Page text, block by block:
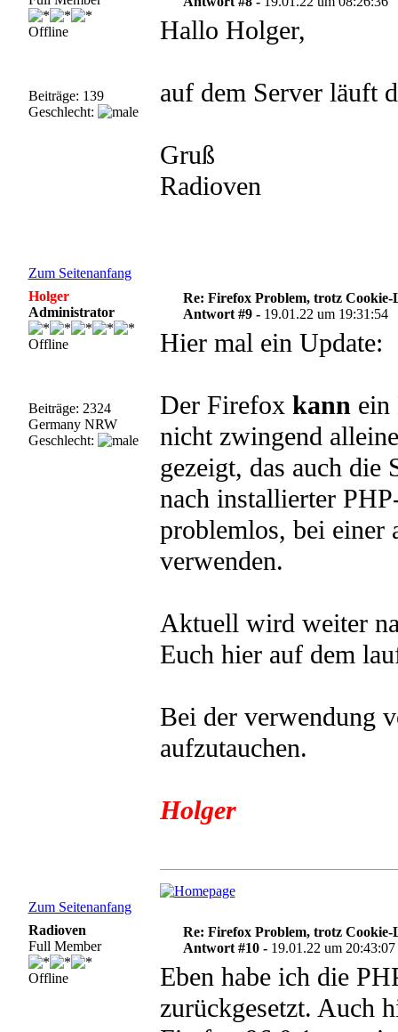
Offline
Beiträge: 139
Geschlecht:
Hallo Holger,
auf dem Server läuft
Gruß
Radioven
Zum Seitenanfang
Holger
Administrator
Offline
Beiträge: 2324
Germany NRW
Geschlecht:
Re: Firefox Problem, trotz Cookie-
Antwort #9 - 19.01.22 um 19:31:54
Hier mal ein Update:
Der Firefox kannein
nicht zwingend
gezeigt, das auch
nach installierter
problemlos, bei einer
verwenden.
Aktuell wird weiter
Euch hier auf dem
Bei der verwendung
aufzutauchen.
Holger
Zum Seitenanfang
Radioven
Full Member
Offline
Re: Firefox Problem, trotz Cookie-
Antwort #10 - 19.01.22 um 20:43:07
Eben habe ich die
zurückgesetzt. Auch